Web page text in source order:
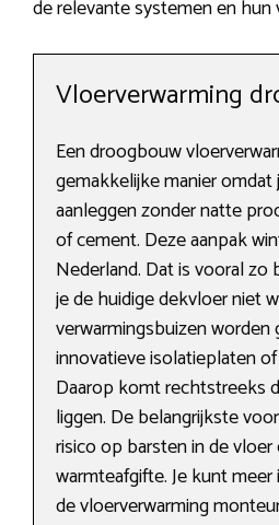
de relevante systemen en hun
Vloerverwarming
Een droogbouw
gemakkelijke manier
aanleggen zonder natte
of cement. Deze aanpak
Nederland. Dat is vooral zo
je de huidige dekvloer niet
verwarmingsbuizen worden
innovatieve isolatieplaten
Daarop komt rechtstreeks
liggen. De belangrijkste
risico op barsten in de
warmteafgifte. Je kunt
de vloerverwarming